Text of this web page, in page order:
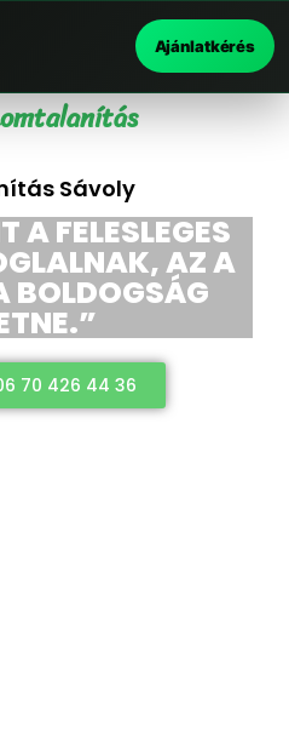
Ajánlatkérés
Sávoly
A FELESLEGES
AZ A
BOLDOGSÁG
70 426 44 36